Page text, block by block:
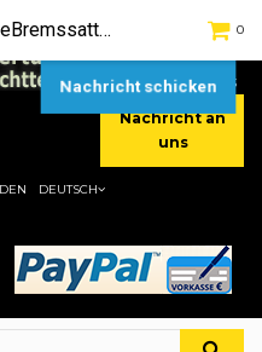
[+49] (0) 2232-5205
[+49] (0) 177 / 4080033
Nachricht an
uns
0
DEUTSCH
Autoverwertung ErsatzteileBremssattel vorne rechts Fiat Panda Beifahrerseite BoschHier gibt es viele Autoersatzteile, günstigen Preise, gute Qualität
Nachricht schicken